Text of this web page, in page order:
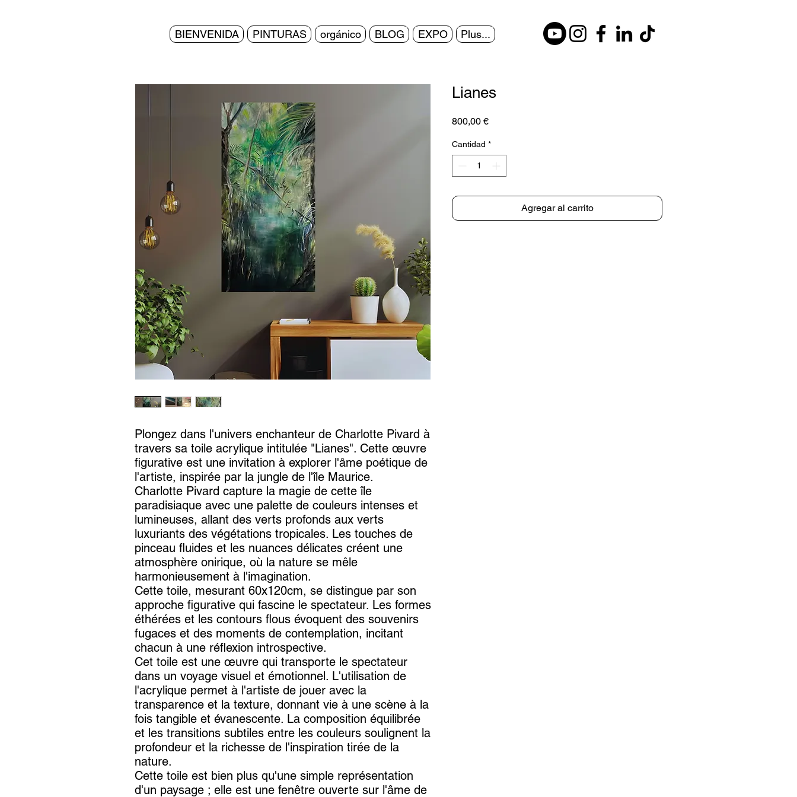
BIENVENIDA PINTURAS orgánico BLOG EXPO Plus...
Plongez dans l'univers enchanteur de Charlotte Pivard à
travers sa toile acrylique intitulée "Lianes". Cette œuvre
figurative est une invitation à explorer l'âme poétique de
l'artiste, inspirée par la jungle de l'île Maurice.
Charlotte Pivard capture la magie de cette île
paradisiaque avec une palette de couleurs intenses et
lumineuses, allant des verts profonds aux verts
luxuriants des végétations tropicales. Les touches de
pinceau fluides et les nuances délicates créent une
atmosphère onirique, où la nature se mêle
harmonieusement à l'imagination.
Cette toile, mesurant 60x120cm, se distingue par son
approche figurative qui fascine le spectateur. Les formes
éthérées et les contours flous évoquent des souvenirs
fugaces et des moments de contemplation, incitant
chacun à une réflexion introspective.
Cet toile est une œuvre qui transporte le spectateur
dans un voyage visuel et émotionnel. L'utilisation de
l'acrylique permet à l'artiste de jouer avec la
transparence et la texture, donnant vie à une scène à la
fois tangible et évanescente. La composition équilibrée
et les transitions subtiles entre les couleurs soulignent la
profondeur et la richesse de l'inspiration tirée de la
nature.
Cette toile est bien plus qu'une simple représentation
d'un paysage ; elle est une fenêtre ouverte sur l'âme de
Lianes
800,00 €Precio
Cantidad *
Agregar al carrito